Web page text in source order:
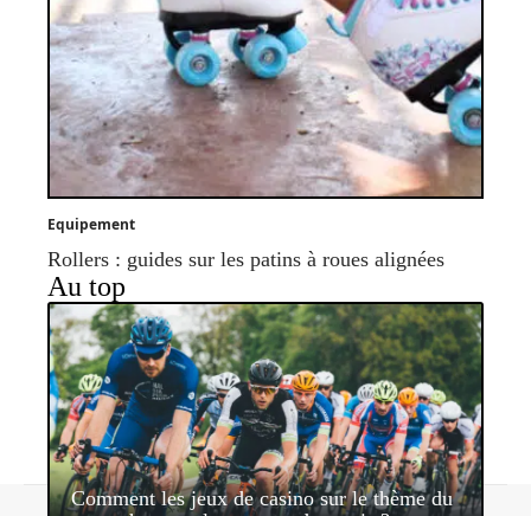
Equipement
Rollers : guides sur les patins à roues alignées
Au top
Comment les jeux de casino sur le thème du